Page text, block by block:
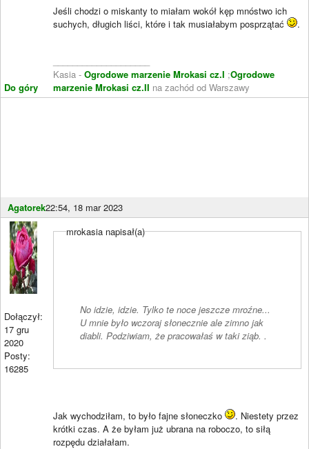
Do góry
Jeśli chodzi o miskanty to miałam wokół kęp mnóstwo ich
suchych, długich liści, które i tak musiałabym posprzątać
.
Kasia - Ogrodowe marzenie Mrokasi cz.I ;Ogrodowe
marzenie Mrokasi cz.II na zachód od Warszawy
Agatorek22:54, 18 mar 2023
Dołączył:
17 gru
2020
Posty:
16285
mrokasia napisał(a)
No idzie, idzie. Tylko te noce jeszcze mroźne...
U mnie było wczoraj słonecznie ale zimno jak
diabli. Podziwiam, że pracowałaś w taki ziąb. .
Jak wychodziłam, to było fajne słoneczko
. Niestety przez
krótki czas. A że byłam już ubrana na roboczo, to siłą
rozpędu działałam.